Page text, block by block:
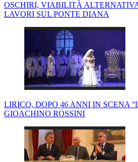
OSCHIRI, VIABILITÀ
LAVORI SUL PONTE DIANA
LIRICO, DOPO 46 ANNI IN SCENA
GIOACHINO ROSSINI